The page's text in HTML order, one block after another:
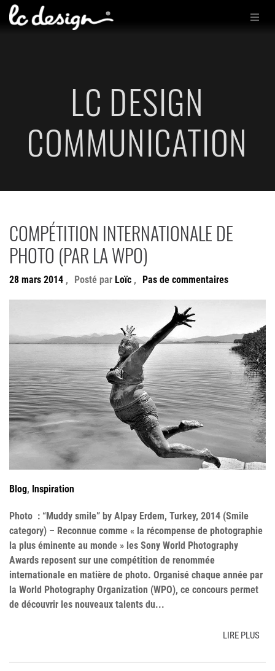
LC DESIGN
COMMUNICATION
COMPÉTITION INTERNATIONALE DE
PHOTO (PAR LA WPO)
28 mars 2014 , Posté par Loïc , Pas de commentaires
Blog, Inspiration
Photo : “Muddy smile” by Alpay Erdem, Turkey, 2014 (Smile
category) – Reconnue comme « la récompense de photographie
la plus éminente au monde » les Sony World Photography
Awards reposent sur une compétition de renommée
internationale en matière de photo. Organisé chaque année par
la World Photography Organization (WPO), ce concours permet
de découvrir les nouveaux talents du...
LIRE PLUS